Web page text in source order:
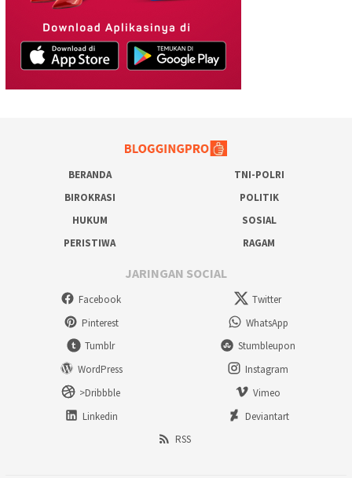
BERANDA
TNI-POLRI
BIROKRASI
POLITIK
HUKUM
SOSIAL
PERISTIWA
RAGAM
JARINGAN SOCIAL
Facebook
Twitter
Pinterest
WhatsApp
Tumblr
Stumbleupon
WordPress
Instagram
>Dribbble
Vimeo
Linkedin
Deviantart
RSS